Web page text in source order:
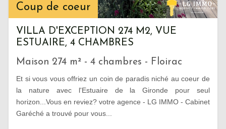
Coup de coeur
VILLA D'EXCEPTION 274 M2, VUE
ESTUAIRE, 4 CHAMBRES
Maison 274 m² - 4 chambres - Floirac
Et si vous vous offriez un coin de paradis niché au coeur de
la nature avec l'Estuaire de la Gironde pour seul
horizon...Vous en reviez? votre agence - LG IMMO - Cabinet
Garéché a trouvé pour vous...